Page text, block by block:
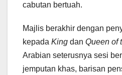
cabutan bertuah.
Majlis berakhir dengan
kepada King dan Queen of
Arabian seterusnya sesi
jemputan khas, barisan